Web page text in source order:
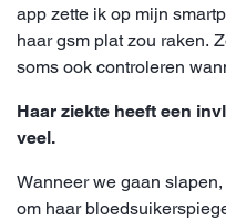
app zette ik op mijn
haar gsm plat zou raken.
soms ook controleren
Haar ziekte heeft een
veel.
Wanneer we gaan
om haar